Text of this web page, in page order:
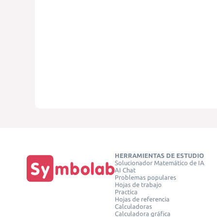
HERRAMIENTAS DE ESTUDIO
Solucionador Matemático de IA
AI Chat
Problemas populares
Hojas de trabajo
Practica
Hojas de referencia
Calculadoras
Calculadora gráfica